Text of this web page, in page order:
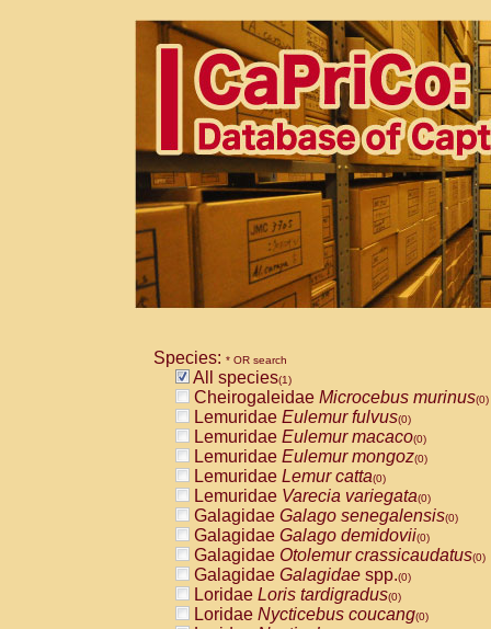
Species: * OR search
All species(1)
Cheirogaleidae Microcebus murinus(0)
Lemuridae Eulemur fulvus(0)
Lemuridae Eulemur macaco(0)
Lemuridae Eulemur mongoz(0)
Lemuridae Lemur catta(0)
Lemuridae Varecia variegata(0)
Galagidae Galago senegalensis(0)
Galagidae Galago demidovii(0)
Galagidae Otolemur crassicaudatus(0)
Galagidae Galagidae spp.(0)
Loridae Loris tardigradus(0)
Loridae Nycticebus coucang(0)